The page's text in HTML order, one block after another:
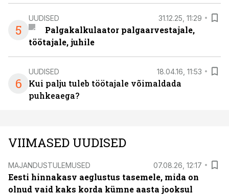
5
UUDISED 31.12.25, 11:29
Palgakalkulaator palgaarvestajale,
töötajale, juhile
6
UUDISED 18.04.16, 11:53
Kui palju tuleb töötajale võimaldada
puhkeaega?
VIIMASED UUDISED
MAJANDUSTULEMUSED 07.08.26, 12:17
Eesti hinnakasv aeglustus tasemele, mida on
olnud vaid kaks korda kümne aasta jooksul